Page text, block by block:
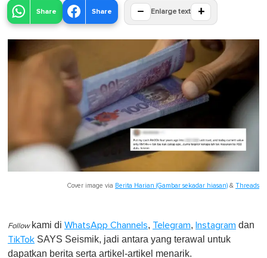
Share Share − Enlarge text +
Cover image via Berita Harian (Gambar sekadar hiasan) & Threads
Follow kami di WhatsApp Channels, Telegram, Instagram dan
TikTok SAYS Seismik, jadi antara yang terawal untuk
dapatkan berita serta artikel-artikel menarik.